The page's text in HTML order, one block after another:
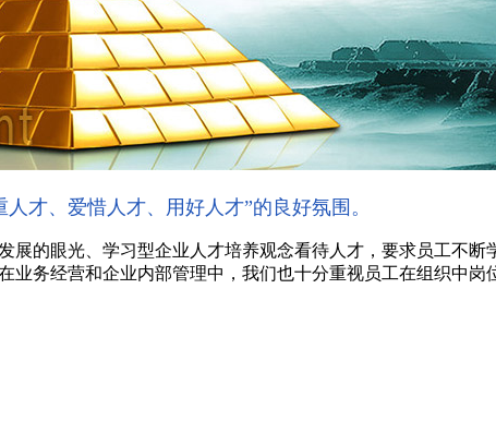
才、爱惜人才、用好人才”的良好氛围。
展的眼光、学习型企业人才培养观念看待人才，要求员工不
业务经营和企业内部管理中，我们也十分重视员工在组织中